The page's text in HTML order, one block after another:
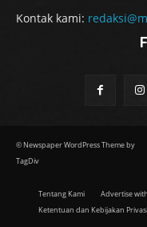
Kontak kami:
© Newspaper WordPress Theme by
TagDiv
Tentang Kami Advertise
Ketentuan dan Kebijakan Privasi